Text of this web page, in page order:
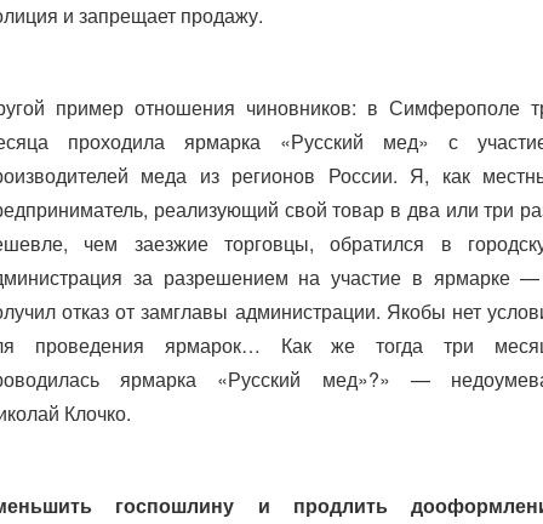
и запрещает продажу.
пример отношения чиновников: в Симферополе
проходила ярмарка «Русский мед» с
меда из регионов России. Я, как
реализующий свой товар в два или три
чем заезжие торговцы, обратился в
за разрешением на участие в ярмарке
отказ от замглавы администрации. Якобы нет
проведения ярмарок… Как же тогда три
ярмарка «Русский мед»?» —
Клочко.
госпошлину и продлить